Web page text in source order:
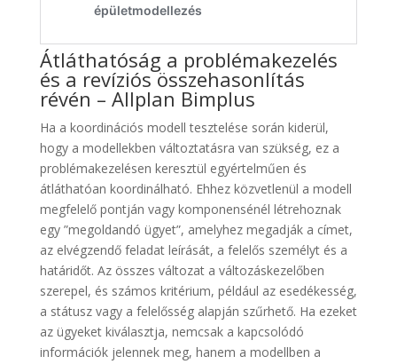
Átláthatóság a problémakezelés
és a revíziós összehasonlítás
révén – Allplan Bimplus
Ha a koordinációs modell tesztelése során kiderül,
hogy a modellekben változtatásra van szükség, ez a
problémakezelésen keresztül egyértelműen és
átláthatóan koordinálható. Ehhez közvetlenül a modell
megfelelő pontján vagy komponensénél létrehoznak
egy ”megoldandó ügyet”, amelyhez megadják a címet,
az elvégzendő feladat leírását, a felelős személyt és a
határidőt. Az összes változat a változáskezelőben
szerepel, és számos kritérium, például az esedékesség,
a státusz vagy a felelősség alapján szűrhető. Ha ezeket
az ügyeket kiválasztja, nemcsak a kapcsolódó
információk jelennek meg, hanem a modellben a